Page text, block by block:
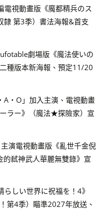
視動畫版《魔都精兵のス
隸 第3季）書法海報&首支
劇場版《魔法使いの
種版本新海報、預定11/20
・O」加入主演、電視動畫
ラー》（魔法★探險家）宣
演電視動畫版《亂世千金倪
的弒神武人華麗無雙錄》宣
しい世界に祝福を！4》
第4季）瞄準2027年放送、